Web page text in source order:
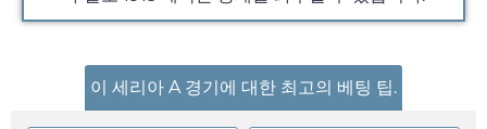
이 세리아 A 경기에 대한 최고의 베팅 팁.